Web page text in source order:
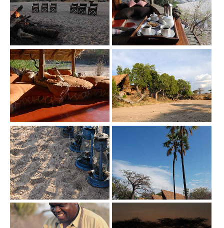
Show larger version
Show larger version Show larger version
Show larger version